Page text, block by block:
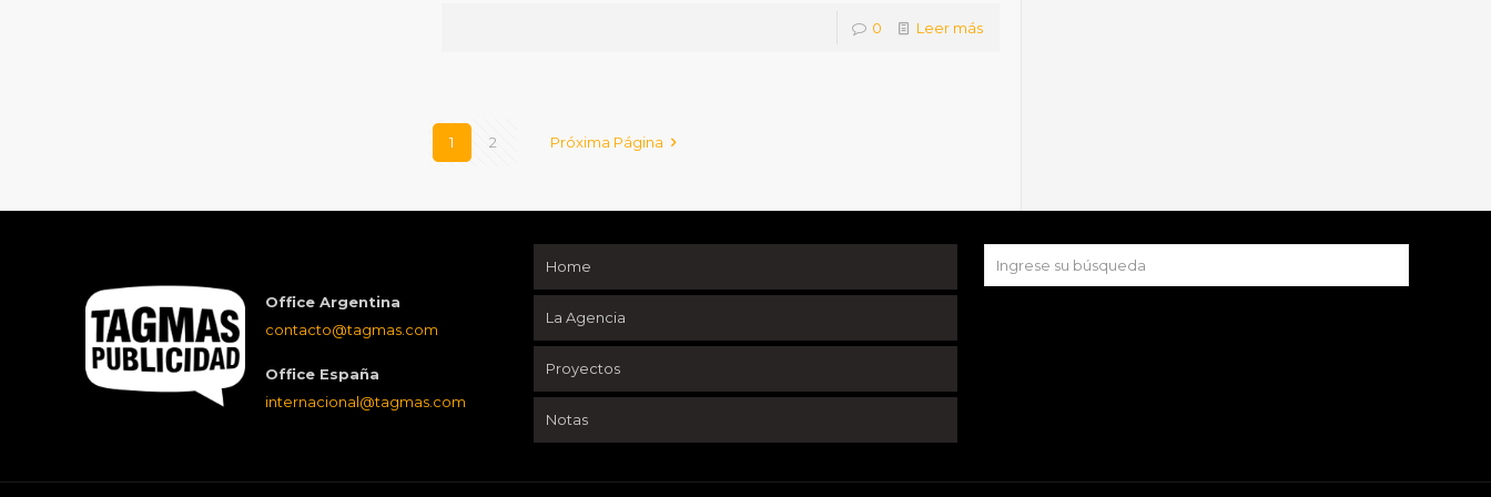
0 Leer más
1 2 Próxima Página
Office Argentina
contacto@tagmas.com
Office España
internacional@tagmas.com
Home
La Agencia
Proyectos
Notas